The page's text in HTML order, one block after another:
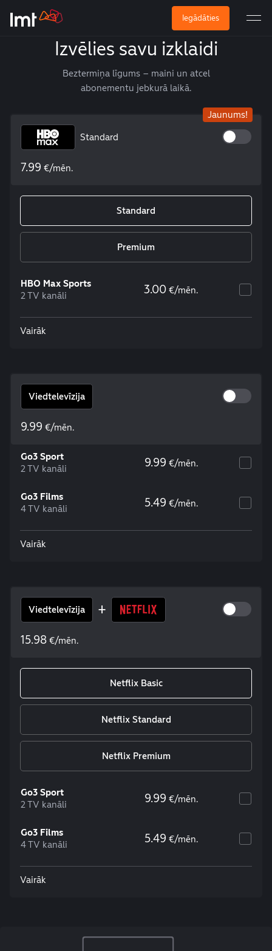
Iegādāties
Izvēlies savu izklaidi
Beztermiņa līgums – maini un atcel
abonementu jebkurā laikā.
Standard
Jaunums!
7.99 €/mēn.
Standard
Premium
HBO Max Sports
2 TV kanāli 3.00 €/mēn.
Vairāk
Viedtelevīzija
9.99 €/mēn.
Go3 Sport
2 TV kanāli 9.99 €/mēn.
Go3 Films
4 TV kanāli 5.49 €/mēn.
Vairāk
Viedtelevīzija +
15.98 €/mēn.
Netflix Basic
Netflix Standard
Netflix Premium
Go3 Sport
2 TV kanāli 9.99 €/mēn.
Go3 Films
4 TV kanāli 5.49 €/mēn.
Vairāk